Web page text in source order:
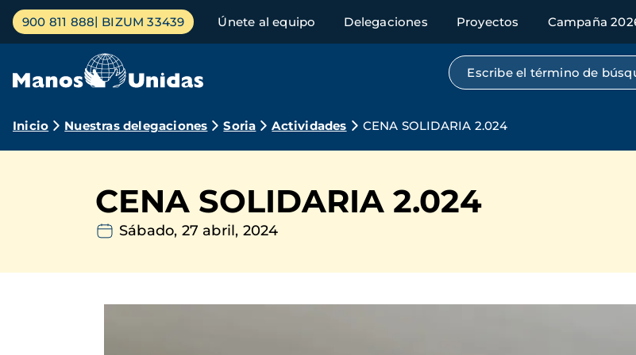
Pasar
contenido
Menú
principal
900 811 888 BIZUM 33439 Únete al equipo Delegaciones Proyectos Campaña
Búsqueda por texto
Ruta
navegación
Inicio Nuestras delegaciones Soria Actividades CENA SOLIDARIA 2.024
CENA SOLIDARIA 2.024
Sábado, 27 abril, 2024